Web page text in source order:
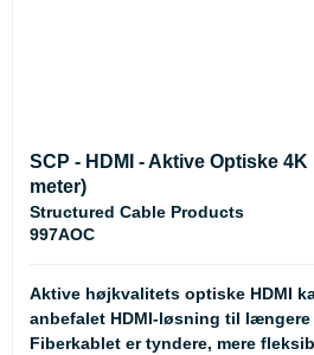
SCP - HDMI - Aktive Optiske
meter)
Structured Cable Products
997AOC
Aktive højkvalitets optiske HDMI
anbefalet HDMI-løsning til
Fiberkablet er tyndere, mere